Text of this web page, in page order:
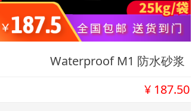
Waterproof M1 防水砂浆
¥ 187.50